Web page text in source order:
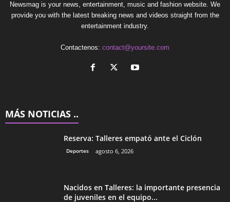
Newsmag is your news, entertainment, music and fashion website. We
provide you with the latest breaking news and videos straight from the
entertainment industry.
Contactenos: contact@yoursite.com
MÁS NOTICIAS ..
Reserva: Talleres empató ante el Ciclón
Deportes agosto 6, 2026
Nacidos en Talleres: la importante presencia
de juveniles en el equipo...